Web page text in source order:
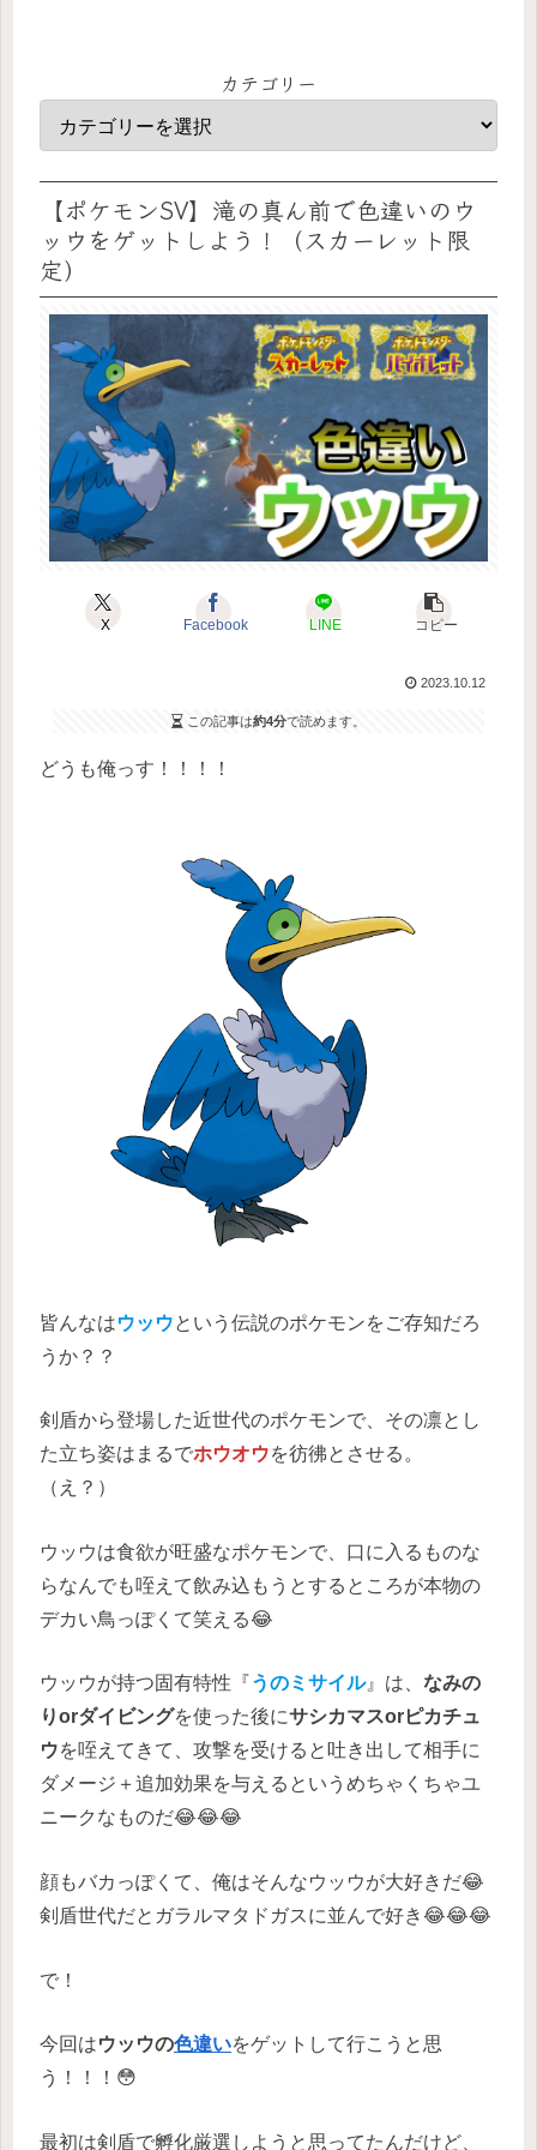
カテゴリー
【ポケモンSV】滝の真ん前で色違いのウ
ッウをゲットしよう！（スカーレット限
定）
X Facebook LINE コピー
2023.10.12
この記事は約4分で読めます。
どうも俺っす！！！！
皆んなはウッウという伝説のポケモンをご存知だろ
うか？？
剣盾から登場した近世代のポケモンで、その凛とし
た立ち姿はまるでホウオウを彷彿とさせる。
（え？）
ウッウは食欲が旺盛なポケモンで、口に入るものな
らなんでも咥えて飲み込もうとするところが本物の
デカい鳥っぽくて笑える😂
ウッウが持つ固有特性『うのミサイル』は、 なみの
りorダイビングを使った後にサシカマスorピカチュ
ウを咥えてきて、攻撃を受けると吐き出して相手に
ダメージ＋追加効果を与えるというめちゃくちゃユ
ニークなものだ😂😂😂
顔もバカっぽくて、俺はそんなウッウが大好きだ😂
剣盾世代だとガラルマタドガスに並んで好き😂😂😂
で！
今回はウッウの色違いをゲットして行こうと思
う！！！😳
最初は剣盾で孵化厳選しようと思ってたんだけど、